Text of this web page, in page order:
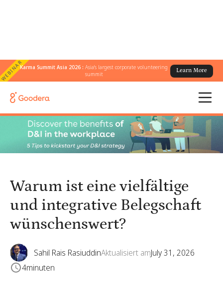
WEBINARKarma Summit Asia 2026 :Asia's largest corporate volunteering
summit
Learn More
← Alle Blogs
wünschenswert?
Warum ist eine vielfältige
und integrative Belegschaft
wünschenswert?
Sahil Rais RasiuddinAktualisiert amJuly 31, 2026
4minuten